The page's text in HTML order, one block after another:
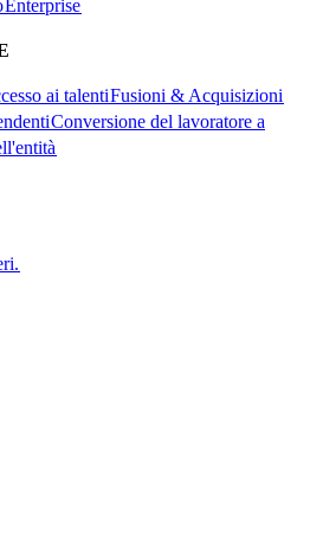
Enterprise​​
ai talenti​​Fusioni & Acquisizioni​​
Conversione del lavoratore a